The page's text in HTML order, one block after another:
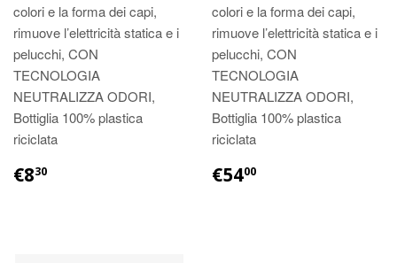
colori e la forma dei capi,
rimuove l’elettricità statica e i
pelucchi, CON
TECNOLOGIA
NEUTRALIZZA ODORI,
Bottiglia 100% plastica
riciclata
€830
colori e la forma dei capi,
rimuove l’elettricità statica e i
pelucchi, CON
TECNOLOGIA
NEUTRALIZZA ODORI,
Bottiglia 100% plastica
riciclata
€5400